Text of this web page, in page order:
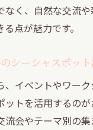
なく、自然な交流
点が魅力です。
シーシャスポッ
、イベントやワー
トを活用するのが
流会やテーマ別の